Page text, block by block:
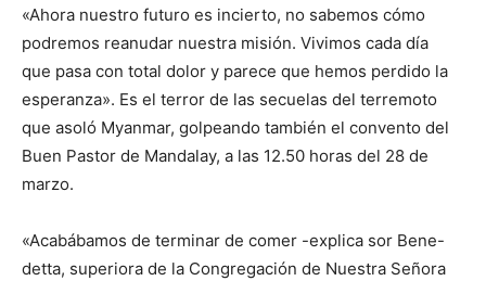
«Ahora nuestro futuro es incierto, no sabemos cómo
podremos reanudar nuestra misión. Vivimos cada día
que pasa con total dolor y parece que hemos perdido la
esperanza». Es el terror de las secuelas del terremoto
que asoló Myanmar, golpeando también el convento del
Buen Pastor de Mandalay, a las 12.50 horas del 28 de
marzo.
«Acabábamos de terminar de comer -explica sor Bene-
detta, superiora de la Congregación de Nuestra Señora